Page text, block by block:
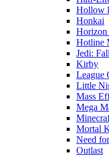
Hollow
Honkai
Horizon
Hotline
Jedi:
Kirby
League
Little
Mass
Mega
Mortal
Need
Outlast